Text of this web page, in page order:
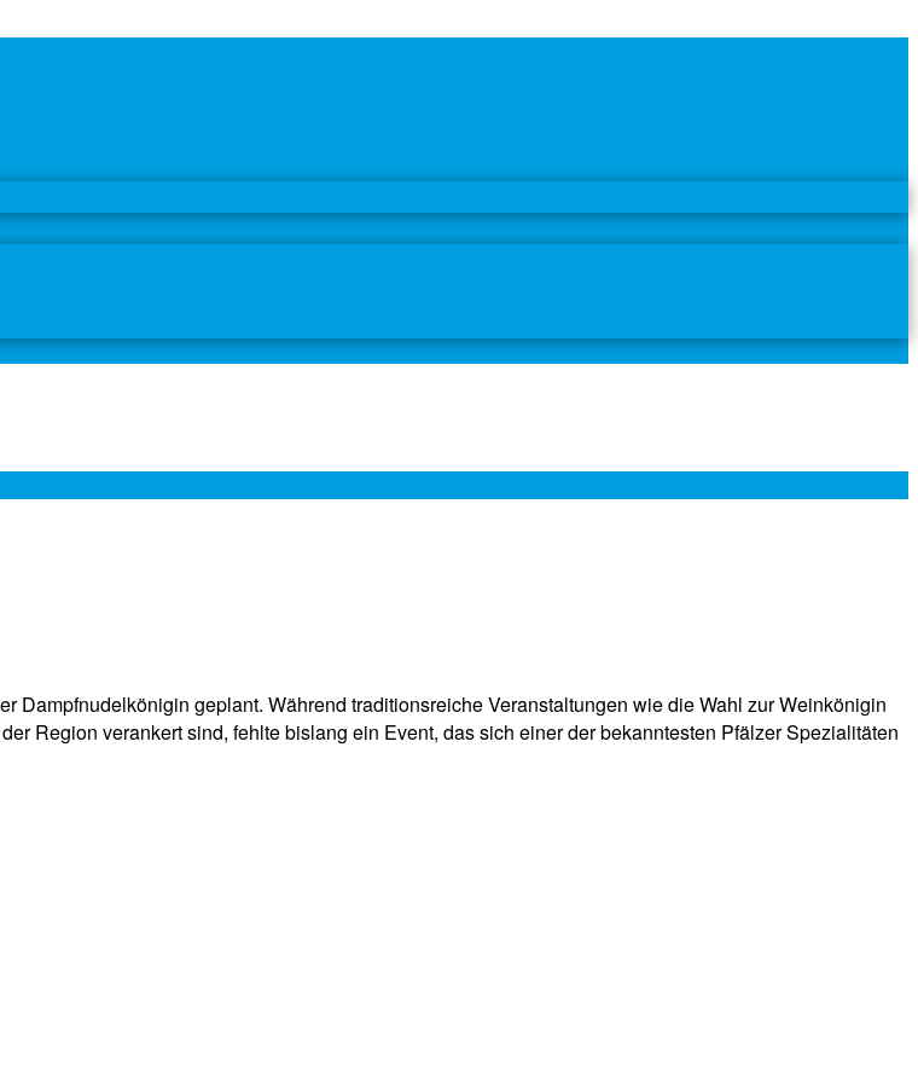
Dampfnudelkönigin geplant. Während traditionsreiche Veranstaltungen wie die Wahl zur Weinkönigin
Region verankert sind, fehlte bislang ein Event, das sich einer der bekanntesten Pfälzer Spezialitäten